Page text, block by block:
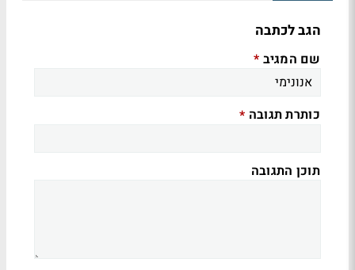
הגב לכתבה
שם המגיב *
כותרת תגובה *
תוכן התגובה